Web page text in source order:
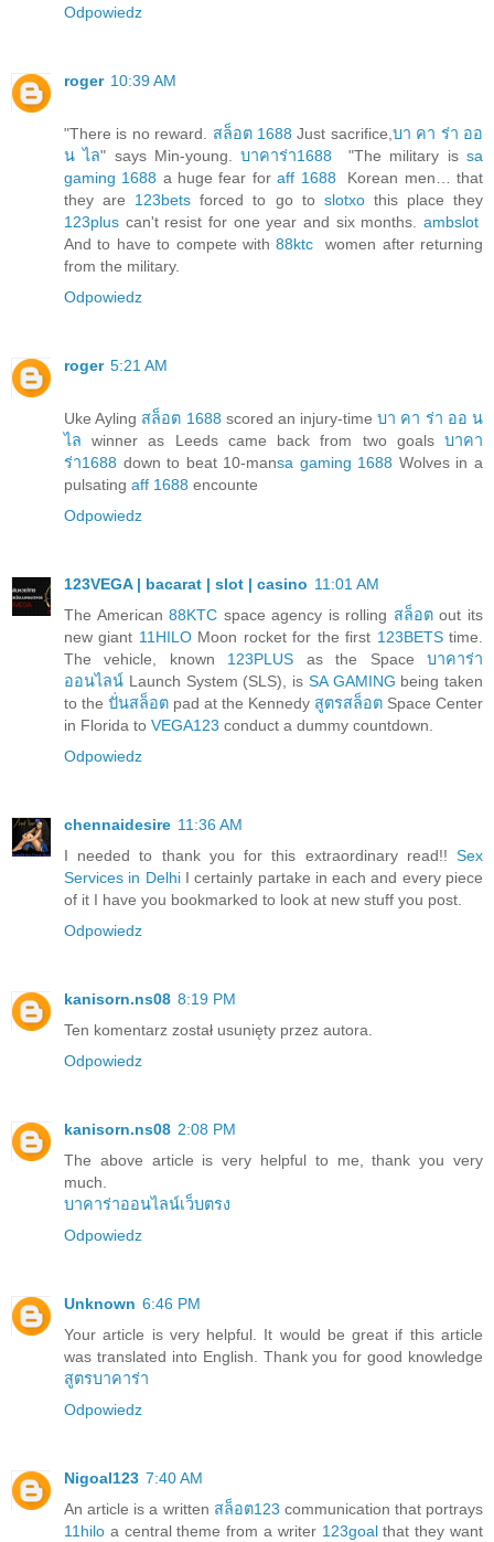
Odpowiedz
roger 10:39 AM
"There is no reward. สล็อต 1688 Just sacrifice,บา คา ร่า ออ
น ไล" says Min-young.บาคาร่า1688 "The military issa
gaming 1688 a huge fear foraff 1688 Korean men… that
they are 123bets forced to go to slotxothis place they
123plus can't resist for one year and six months. ambslot
And to have to compete with88ktc women after returning
from the military.
Odpowiedz
roger 5:21 AM
Uke Ayling สล็อต 1688 scored an injury-timeบา คา ร่า ออ น
ไล winner as Leeds came back from two goals บาคา
ร่า1688 down to beat 10-mansa gaming 1688 Wolves in a
pulsating aff 1688 encounte
Odpowiedz
123VEGA | bacarat | slot | casino 11:01 AM
The American88KTC space agency is rolling สล็อตout its
new giant 11HILOMoon rocket for the first 123BETStime.
The vehicle, known 123PLUS as the Spaceบาคาร่า
ออนไลน์ Launch System (SLS), is SA GAMING being taken
to the ปั่นสล็อต pad at the Kennedy สูตรสล็อต Space Center
in Florida to VEGA123 conduct a dummy countdown.
Odpowiedz
chennaidesire 11:36 AM
I needed to thank you for this extraordinary read!! Sex
Services in DelhiI certainly partake in each and every piece
of it I have you bookmarked to look at new stuff you post.
Odpowiedz
kanisorn.ns08 8:19 PM
Ten komentarz został usunięty przez autora.
Odpowiedz
kanisorn.ns08 2:08 PM
The above article is very helpful to me, thank you very
much.
บาคาร่าออนไลน์เว็บตรง
Odpowiedz
Unknown 6:46 PM
Your article is very helpful. It would be great if this article
was translated into English. Thank you for good knowledge
สูตรบาคาร่า
Odpowiedz
Nigoal123 7:40 AM
An article is a written สล็อต123 communication that portrays
11hilo a central theme from a writer 123goalthat they want